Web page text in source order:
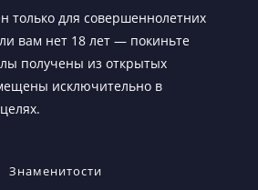
только для совершеннолетних
вам нет 18 лет — покиньте
получены из открытых
исключительно в
Знаменитости